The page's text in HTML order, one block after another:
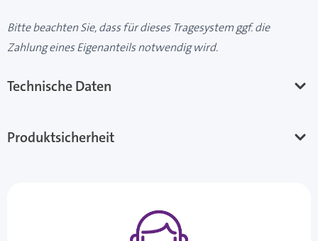
Bitte beachten Sie, dass für dieses Tragesystem ggf. die
Zahlung eines Eigenanteils notwendig wird.
Technische Daten
Produktsicherheit